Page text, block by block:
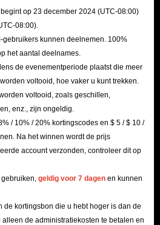
te kopen.
aan enkele topitems helpt spelers
van hun personages te versnellen.
als handelsvaluta om
items te verkrijgen.
munten te farmen in The
in The Quinfall? Probeer de
winst te behalen in het spel:
open wereld kun je op elk moment
op 23 december 2024 (UTC-08:00)
08:00).
gebruikers kunnen deelnemen. 100%
het aantal deelnames.
de evenementperiode plaatst die meer
voltooid, hoe vaker u kunt trekken.
voltooid, zoals geschillen,
enz., zijn ongeldig.
/ 10% / 20% kortingscodes en $ 5 / $ 10 /
Na het winnen wordt de prijs
account verzonden, controleer dit op
geldig voor 7 dagen en kunnen
de kortingsbon die u hebt hoger is dan de
de administratiekosten te betalen en